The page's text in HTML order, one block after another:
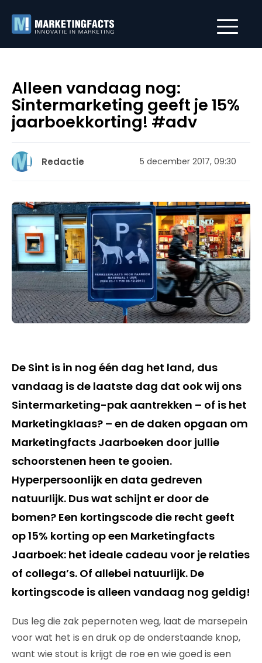
Alleen vandaag nog:
Sintermarketing geeft je 15%
jaarboekkorting! #adv
Redactie 5 december 2017, 09:30
De Sint is in nog één dag het land, dus
vandaag is de laatste dag dat ook wij ons
Sintermarketing-pak aantrekken – of is het
Marketingklaas? – en de daken opgaan om
Marketingfacts Jaarboeken door jullie
schoorstenen heen te gooien.
Hyperpersoonlijk en data gedreven
natuurlijk. Dus wat schijnt er door de
bomen? Een kortingscode die recht geeft
op 15% korting op een Marketingfacts
Jaarboek: het ideale cadeau voor je relaties
of collega’s. Of allebei natuurlijk. De
kortingscode is alleen vandaag nog geldig!
Dus leg die zak pepernoten weg, laat de marsepein
voor wat het is en druk op de onderstaande knop,
want wie stout is krijgt de roe en wie goed is een